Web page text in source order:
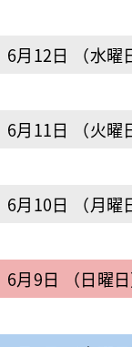
6月12日 （水曜
6月11日 （火曜
6月10日 （月曜
6月9日 （日曜日